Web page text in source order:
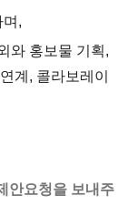
,
와 홍보물 기획,
계, 콜라보레이
안요청을 보내주